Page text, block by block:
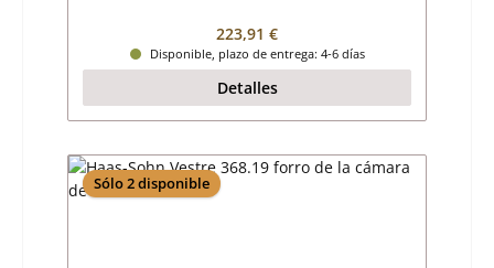
Precio normal:
223,91 €
Disponible, plazo de entrega: 4-6 días
Detalles
Sólo 2 disponible